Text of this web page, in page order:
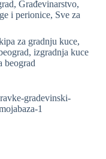
, Građevinarstvo,
i perionice, Sve za
za gradnju kuce,
, izgradnja kuce
beograd